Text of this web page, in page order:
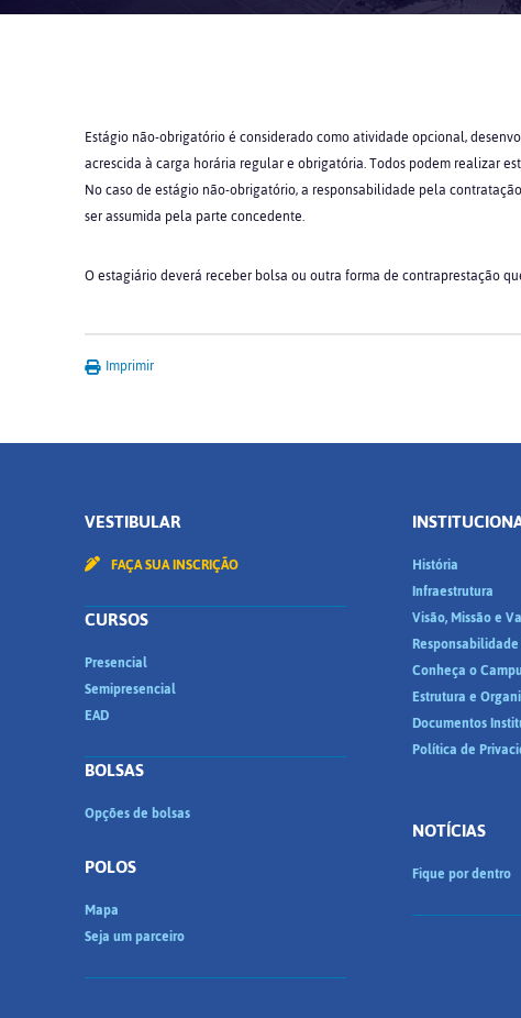
Estágio não-obrigatório é considerado como atividade opcional,
acrescida à carga horária regular e obrigatória. Todos podem realizar
No caso de estágio não-obrigatório, a responsabilidade pela
ser assumida pela parte concedente.
O estagiário deverá receber bolsa ou outra forma de contraprestação
Imprimir
VESTIBULAR
FAÇA SUA INSCRIÇÃO
CURSOS
Presencial
Semipresencial
EAD
BOLSAS
Opções de bolsas
POLOS
Mapa
Seja um parceiro
História
Infraestrutura
Visão, Missão e
Conheça o
Estrutura e
Documentos
Política de
NOTÍCIAS
Fique por dentro